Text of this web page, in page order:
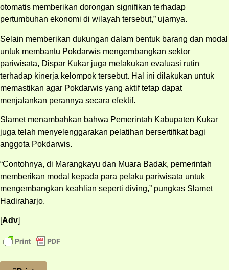
otomatis memberikan dorongan signifikan terhadap
pertumbuhan ekonomi di wilayah tersebut,” ujarnya.
Selain memberikan dukungan dalam bentuk barang dan modal
untuk membantu Pokdarwis mengembangkan sektor
pariwisata, Dispar Kukar juga melakukan evaluasi rutin
terhadap kinerja kelompok tersebut. Hal ini dilakukan untuk
memastikan agar Pokdarwis yang aktif tetap dapat
menjalankan perannya secara efektif.
Slamet menambahkan bahwa Pemerintah Kabupaten Kukar
juga telah menyelenggarakan pelatihan bersertifikat bagi
anggota Pokdarwis.
“Contohnya, di Marangkayu dan Muara Badak, pemerintah
memberikan modal kepada para pelaku pariwisata untuk
mengembangkan keahlian seperti diving,” pungkas Slamet
Hadiraharjo.
[Adv]